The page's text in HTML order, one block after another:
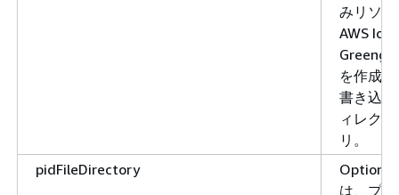
みリソ
AWS IoT
を作成
書き込
ィレクト
リ。
pidFileDirectory
Optional.
は、プ